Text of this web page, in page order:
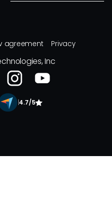
agreement Privacy
Inc
4.7/5